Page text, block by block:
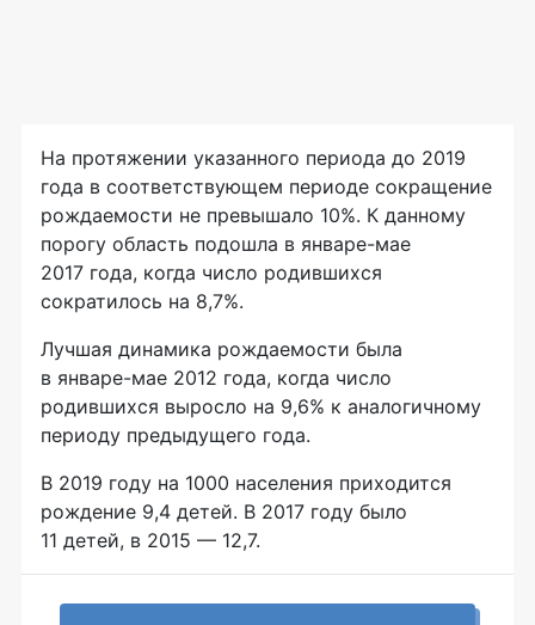
На протяжении указанного периода до 2019
года в соответствующем периоде сокращение
рождаемости не превышало 10%. К данному
порогу область подошла в январе-мае
2017 года, когда число родившихся
сократилось на 8,7%.
Лучшая динамика рождаемости была
в январе-мае 2012 года, когда число
родившихся выросло на 9,6% к аналогичному
периоду предыдущего года.
В 2019 году на 1000 населения приходится
рождение 9,4 детей. В 2017 году было
11 детей, в 2015 — 12,7.